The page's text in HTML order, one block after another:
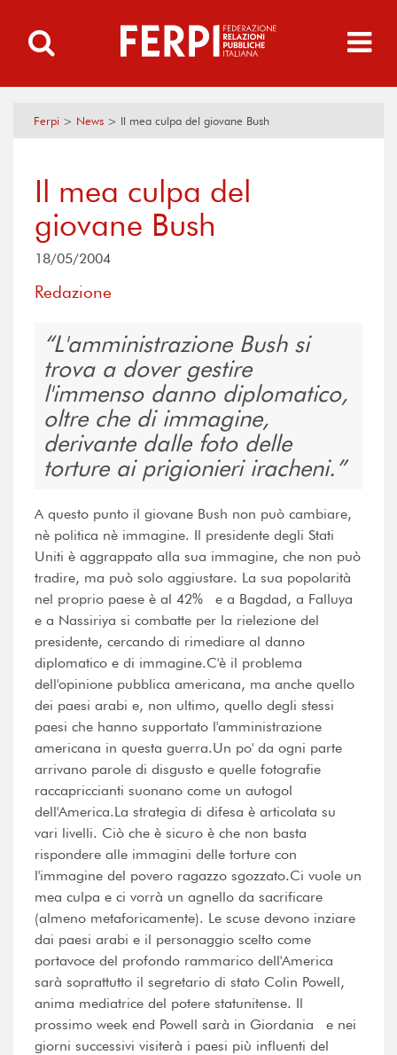
Ferpi > News > Il mea culpa del giovane Bush
Il mea culpa del
giovane Bush
18/05/2004
Redazione
L'amministrazione Bush si
trova a dover gestire
l'immenso danno diplomatico,
oltre che di immagine,
derivante dalle foto delle
torture ai prigionieri iracheni.
A questo punto il giovane Bush non può cambiare,
nè politica nè immagine. Il presidente degli Stati
Uniti è aggrappato alla sua immagine, che non può
tradire, ma può solo aggiustare. La sua popolarità
nel proprio paese è al 42% e a Bagdad, a Falluya
e a Nassiriya si combatte per la rielezione del
presidente, cercando di rimediare al danno
diplomatico e di immagine.C'è il problema
dell'opinione pubblica americana, ma anche quello
dei paesi arabi e, non ultimo, quello degli stessi
paesi che hanno supportato l'amministrazione
americana in questa guerra.Un po' da ogni parte
arrivano parole di disgusto e quelle fotografie
raccapriccianti suonano come un autogol
dell'America.La strategia di difesa è articolata su
vari livelli. Ciò che è sicuro è che non basta
rispondere alle immagini delle torture con
l'immagine del povero ragazzo sgozzato.Ci vuole un
mea culpa e ci vorrà un agnello da sacrificare
(almeno metaforicamente). Le scuse devono inziare
dai paesi arabi e il personaggio scelto come
portavoce del profondo rammarico dell'America
sarà soprattutto il segretario di stato Colin Powell,
anima mediatrice del potere statunitense. Il
prossimo week end Powell sarà in Giordania e nei
giorni successivi visiterà i paesi più influenti del